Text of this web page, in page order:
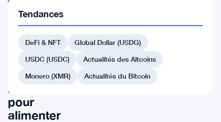
CRYPTOMONNAIES
obtient
nouveaux
investissements
pour
alimenter
Tendances
DeFi & NFT
Global Dollar (USDG)
USDC (USDC)
Actualités des Altcoins
Monero (XMR)
Actualités du Bitcoin